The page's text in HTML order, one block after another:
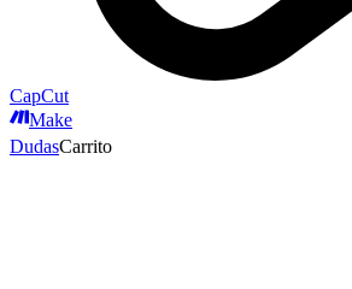
CapCut
Make
DudasCarrito